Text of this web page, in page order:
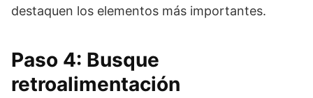
destaquen los elementos más importantes.
Paso 4: Busque
retroalimentación